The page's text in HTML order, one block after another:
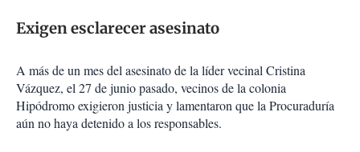
Exigen esclarecer asesinato
A más de un mes del asesinato de la líder vecinal Cristina
Vázquez, el 27 de junio pasado, vecinos de la colonia
Hipódromo exigieron justicia y lamentaron que la Procuraduría
aún no haya detenido a los responsables.